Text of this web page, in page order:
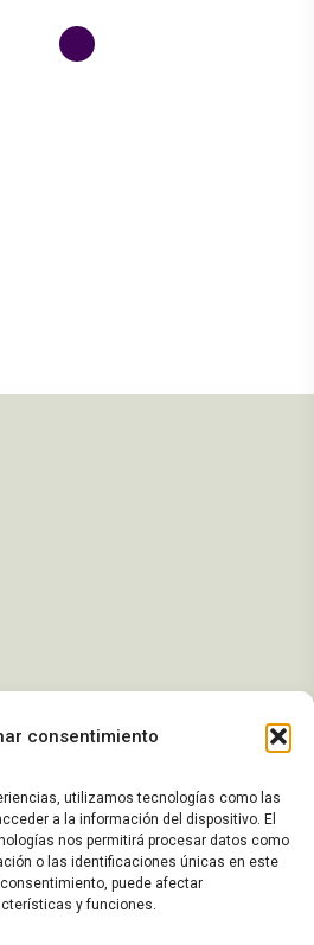
consentimiento
utilizamos tecnologías como las
a la información del dispositivo. El
nos permitirá procesar datos como
o las identificaciones únicas en este
puede afectar
y funciones.